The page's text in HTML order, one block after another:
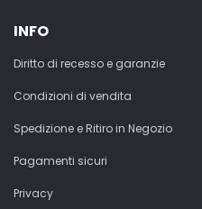
INFO
Diritto di recesso e garanzie
Condizioni di vendita
Spedizione e Ritiro in Negozio
Pagamenti sicuri
Privacy